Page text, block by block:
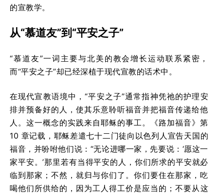
的宣教学。
从“慕道友”到“平安之子”
“慕道友”一词主要与北美的教会增长运动联系紧密，
而“平安之子”却已经深植于现代宣教的话术中。
在现代宣教语境中，“平安之子”通常指神凭祂的护理安
排并预备好的人，使其乐意聆听福音并把福音传递给他
人。这一概念的实践来自耶稣的事工。《路加福音》第
10 章记载，耶稣差遣七十二门徒向以色列人宣告天国的
福音，并吩咐他们说：“无论进哪一家，先要说：‘愿这一
家平安。’那里若有当得平安的人，你们所求的平安就必
临到那家；不然，就归与你们了。你们要住在那家，吃
喝他们所供给的，因为工人得工价是应当的；不要从这